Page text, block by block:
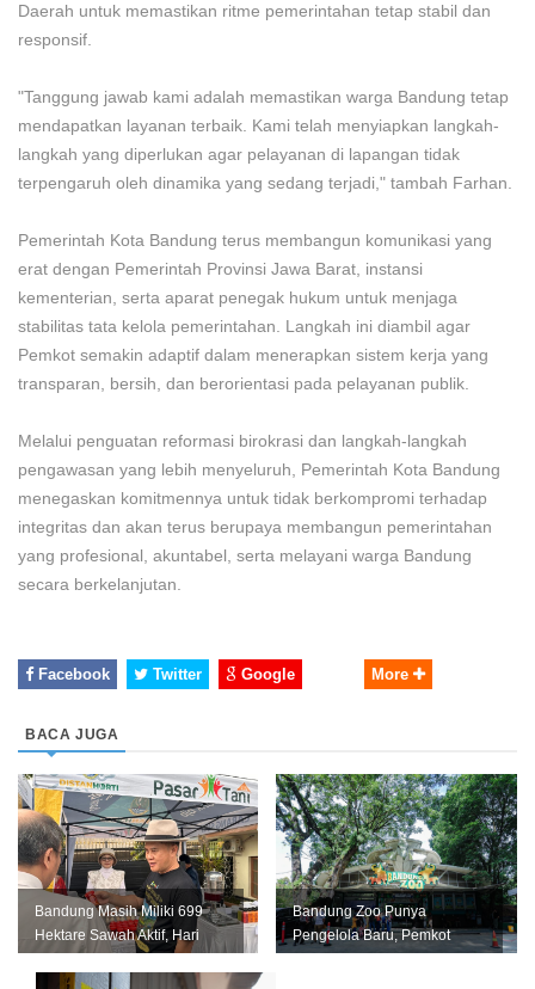
Daerah untuk memastikan ritme pemerintahan tetap stabil dan
responsif.
"Tanggung jawab kami adalah memastikan warga Bandung tetap
mendapatkan layanan terbaik. Kami telah menyiapkan langkah-
langkah yang diperlukan agar pelayanan di lapangan tidak
terpengaruh oleh dinamika yang sedang terjadi," tambah Farhan.
Pemerintah Kota Bandung terus membangun komunikasi yang
erat dengan Pemerintah Provinsi Jawa Barat, instansi
kementerian, serta aparat penegak hukum untuk menjaga
stabilitas tata kelola pemerintahan. Langkah ini diambil agar
Pemkot semakin adaptif dalam menerapkan sistem kerja yang
transparan, bersih, dan berorientasi pada pelayanan publik.
Melalui penguatan reformasi birokrasi dan langkah-langkah
pengawasan yang lebih menyeluruh, Pemerintah Kota Bandung
menegaskan komitmennya untuk tidak berkompromi terhadap
integritas dan akan terus berupaya membangun pemerintahan
yang profesional, akuntabel, serta melayani warga Bandung
secara berkelanjutan.
Facebook Twitter Google More
BACA JUGA
Bandung Masih Miliki 699
Hektare Sawah Aktif, Hari
Momentum...
Bandung Zoo Punya
Pengelola Baru, Pemkot